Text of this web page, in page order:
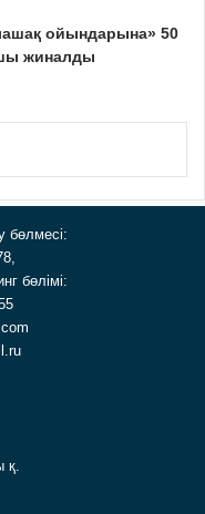
ойындарына» 50
жиналды
бөлмесі:
бөлімі:
қ.